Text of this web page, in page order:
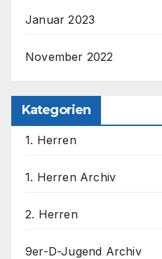
Januar 2023
November 2022
Kategorien
1. Herren
1. Herren Archiv
2. Herren
9er-D-Jugend Archiv